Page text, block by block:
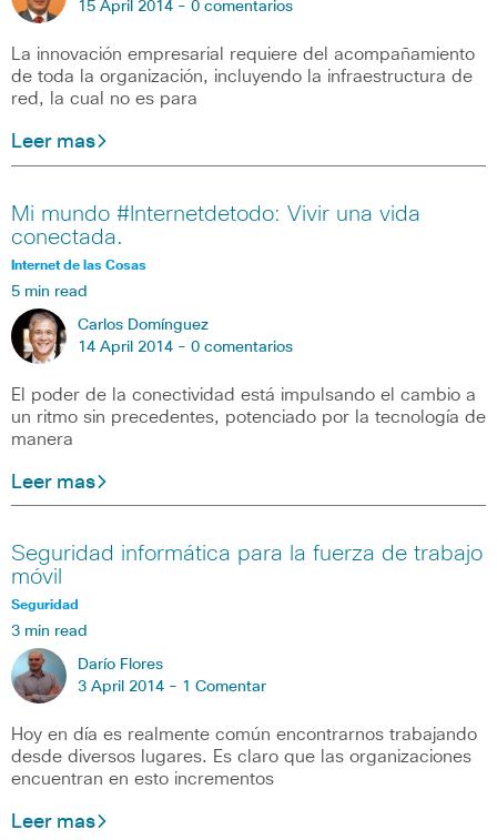
15 April 2014 - 0 comentarios
La innovación empresarial requiere del acompañamiento
de toda la organización, incluyendo la infraestructura de
red, la cual no es para
Leer mas
Mi mundo #Internetdetodo: Vivir una vida
conectada.
Internet de las Cosas
5 min read
Carlos Domínguez
14 April 2014 - 0 comentarios
El poder de la conectividad está impulsando el cambio a
un ritmo sin precedentes, potenciado por la tecnología de
manera
Leer mas
Seguridad informática para la fuerza de trabajo
móvil
Seguridad
3 min read
Darío Flores
3 April 2014 - 1 Comentar
Hoy en día es realmente común encontrarnos trabajando
desde diversos lugares. Es claro que las organizaciones
encuentran en esto incrementos
Leer mas